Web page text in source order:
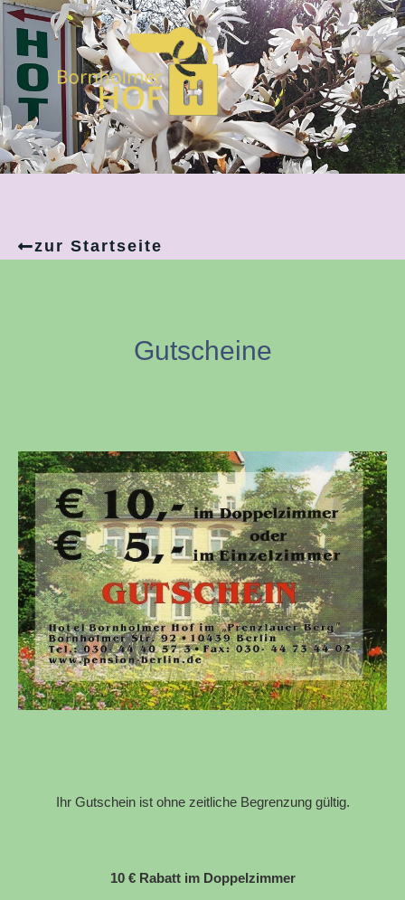
Zum
Inhalt
springen
zur Startseite
Gutscheine
Ihr Gutschein ist ohne zeitliche Begrenzung gültig.
10 € Rabatt im Doppelzimmer